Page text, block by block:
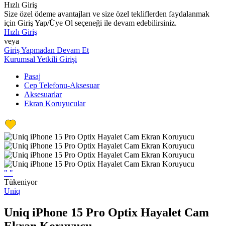
Hızlı Giriş
Size özel ödeme avantajları ve size özel tekliflerden faydalanmak
için Giriş Yap/Üye Ol seçeneği ile devam edebilirsiniz.
Hızlı Giriş
veya
Giriş Yapmadan Devam Et
Kurumsal Yetkili Girişi
Pasaj
Cep Telefonu-Aksesuar
Aksesuarlar
Ekran Koruyucular
" "
Tükeniyor
Uniq
Uniq iPhone 15 Pro Optix Hayalet Cam